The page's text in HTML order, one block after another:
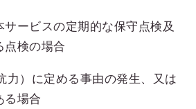
ービスの定期的な保守点検及
点検の場合
力）に定める事由の発生、又は
る場合